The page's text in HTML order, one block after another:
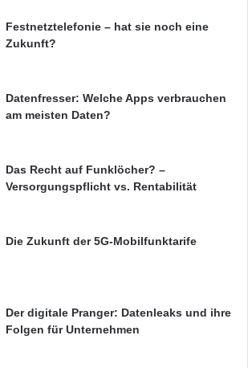
Festnetztelefonie – hat sie noch eine
Zukunft?
Datenfresser: Welche Apps verbrauchen
am meisten Daten?
Das Recht auf Funklöcher? –
Versorgungspflicht vs. Rentabilität
Die Zukunft der 5G-Mobilfunktarife
Der digitale Pranger: Datenleaks und ihre
Folgen für Unternehmen